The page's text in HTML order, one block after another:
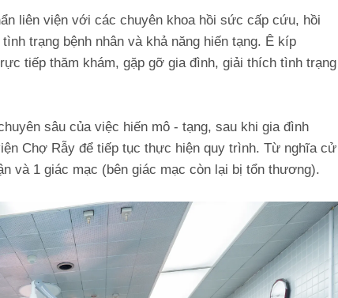
liên viện với các chuyên khoa hồi sức cấp cứu, hồi
trạng bệnh nhân và khả năng hiến tạng. Ê kíp
tiếp thăm khám, gặp gỡ gia đình, giải thích tình trạng
sâu của việc hiến mô - tạng, sau khi gia đình
Chợ Rẫy để tiếp tục thực hiện quy trình. Từ nghĩa cử
và 1 giác mạc (bên giác mạc còn lại bị tổn thương).